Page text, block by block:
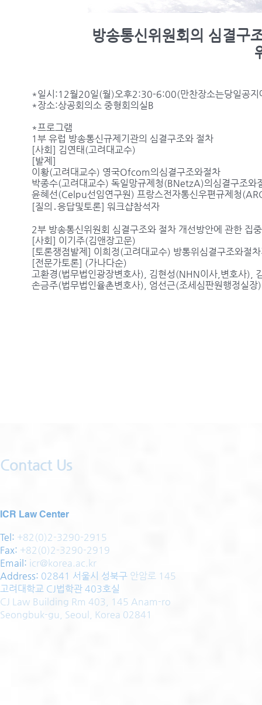
방송통신위원회의 심결구
*일시:12월20일(월)오후2:30-6:00(만찬장소는당일공지
*장소:상공회의소 중형회의실B
*프로그램
1부 유럽 방송통신규제기관의 심결구조와 절차
[사회] 김연태(고려대교수)
[발제]
이황(고려대교수) 영국Ofcom의심결구조와절차
박종수(고려대교수) 독일망규제청(BNetzA)의심결구조와
윤혜선(Celpu선임연구원) 프랑스전자통신우편규제청
[질의․응답및토론] 워크샵참석자
2부 방송통신위원회 심결구조와 절차 개선방안에 관한 집
[사회] 이기주(김앤장고문)
[토론쟁점발제] 이희정(고려대교수) 방통위심결구조와절
[전문가토론] (가나다순)
고환경(법무법인광장변호사), 김현성(NHN이사,변호사),
손금주(법무법인율촌변호사), 엄선근(조세심판원행정실
Contact Us
ICR Law Center
Tel: +82(0)2-3290-2915
Fax: +82(0)2-3290-2919
Email: icr@korea.ac.kr
Address: 02841 서울시 성북구 안암로 145
고려대학교 CJ법학관 403호실
CJ Law Building Rm 403, 145 Anam-ro
Seongbuk-gu, Seoul, Korea 02841